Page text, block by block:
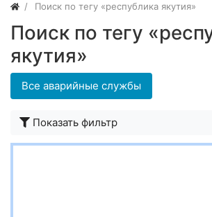
Поиск по тегу «республика якутия»
Поиск по тегу
якутия»
Все аварийные службы
Показать фильтр